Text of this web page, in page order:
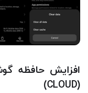
افزایش حافظه
(CLOUD)